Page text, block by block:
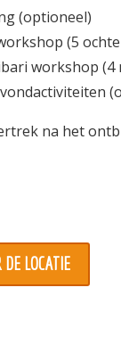
(optioneel)
(5
workshop (4
na het
DE LOCATIE